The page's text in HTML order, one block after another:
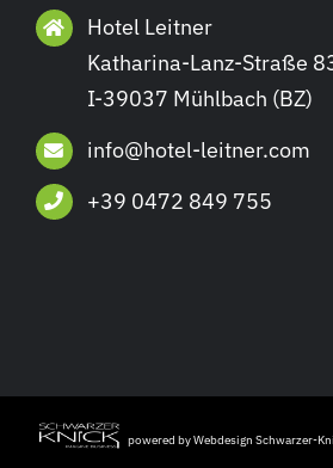
Hotel Leitner
Katharina-Lanz-Straße
I-39037 Mühlbach (BZ)
info@hotel-leitner.com
+39 0472 849 755
powered by Webdesign Schwarzer-